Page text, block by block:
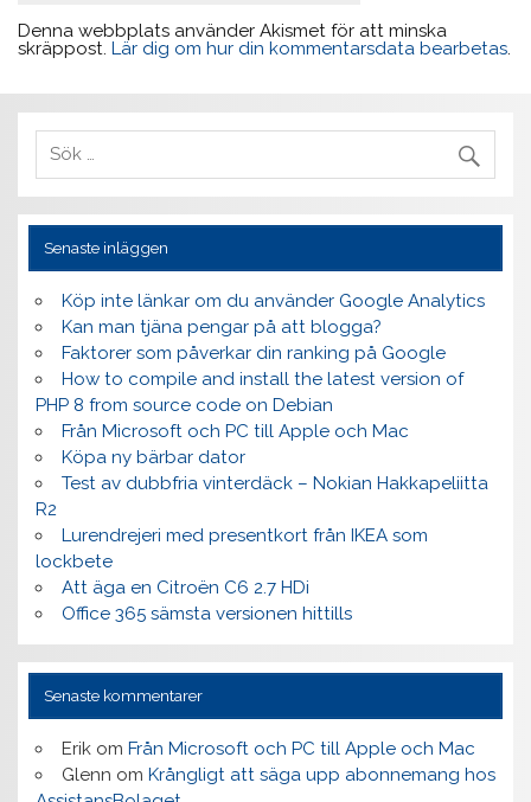
Denna webbplats använder Akismet för att minska
skräppost.Lär dig om hur din kommentarsdata bearbetas.
Senaste inläggen
Köp inte länkar om du använder Google Analytics
Kan man tjäna pengar på att blogga?
Faktorer som påverkar din ranking på Google
How to compile and install the latest version of
PHP 8 from source code on Debian
Från Microsoft och PC till Apple och Mac
Köpa ny bärbar dator
Test av dubbfria vinterdäck – Nokian Hakkapeliitta
R2
Lurendrejeri med presentkort från IKEA som
lockbete
Att äga en Citroën C6 2.7 HDi
Office 365 sämsta versionen hittills
Senaste kommentarer
Erikom Från Microsoft och PC till Apple och Mac
Glenn om Krångligt att säga upp abonnemang hos